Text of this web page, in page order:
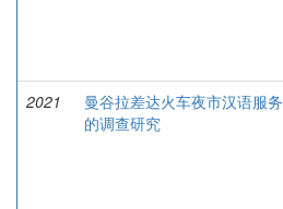
2021
曼谷拉差达火车夜市汉语服务
的调查研究